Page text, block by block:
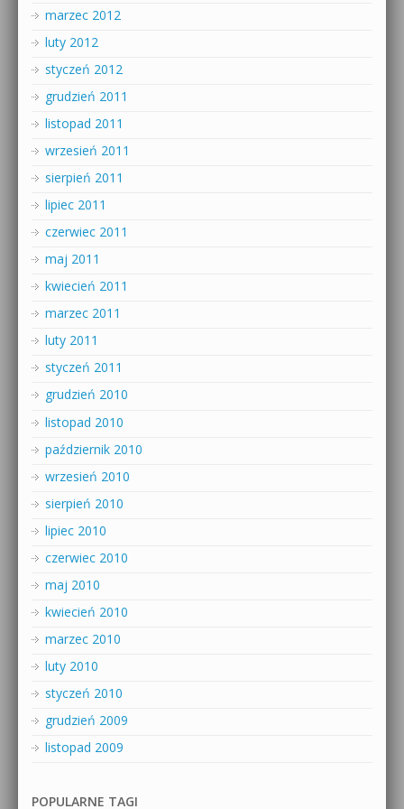
marzec 2012
luty 2012
styczeń 2012
grudzień 2011
listopad 2011
wrzesień 2011
sierpień 2011
lipiec 2011
czerwiec 2011
maj 2011
kwiecień 2011
marzec 2011
luty 2011
styczeń 2011
grudzień 2010
listopad 2010
październik 2010
wrzesień 2010
sierpień 2010
lipiec 2010
czerwiec 2010
maj 2010
kwiecień 2010
marzec 2010
luty 2010
styczeń 2010
grudzień 2009
listopad 2009
POPULARNE TAGI